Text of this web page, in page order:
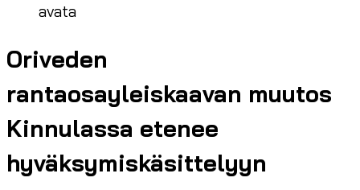
avata
Oriveden
rantaosayleiskaavan muutos
Kinnulassa etenee
hyväksymiskäsittelyyn